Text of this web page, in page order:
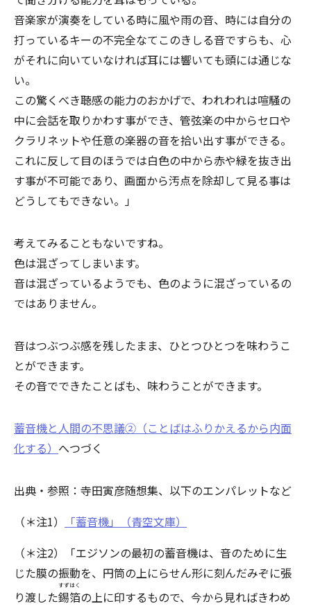
音楽家が演奏をしている時に風や雨の音、時には自分の
打っているキーの不完全なてこのきしる音ですらも、心
がそれに向いていなければ耳には響いても頭には通じな
い。
この驚くべき聴感の能力のおかげで、われわれは喧騒の
中に会話を取りかわす事ができ、管弦楽の中からセロや
クラリネットや任意の楽器の音を拾い出す事ができる。
これに反して目のほうでは白色の中から赤や緑を抜き出
す事が不可能であり、画面から汚点を除却して見る事は
どうしてもできない。」
考えてみることもないですね。
色は混ざってしまいます。
音は混ざっているようでも、色のように混ざっているの
ではありません。
音はつぶつぶ感を残したまま、ひとつひとつを味わうこ
とができます。
その音でできたことばも、味わうことができます。
蓄音機と人間の不思議②（ことばはふりかえるから内面
化する） へつづく
出典・参照：寺田寅彦随想集、以下のエンパレットなど
（＊注1）
「蓄音機」（青空文庫）
（＊注2）「エジソンの最初の蓄音機は、音のために生
じた膜の振動を、円筒の上にらせん形に刻んだみぞに張
り渡した錫箔
すずはく
の上に印するもので、今から見ればきわめ